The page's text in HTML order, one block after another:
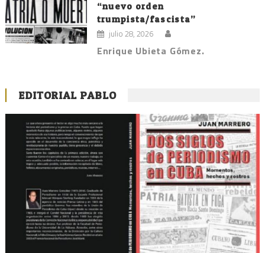
“nuevo orden
trumpista/fascista”
julio 28, 2026
Enrique Ubieta Gómez.
EDITORIAL PABLO